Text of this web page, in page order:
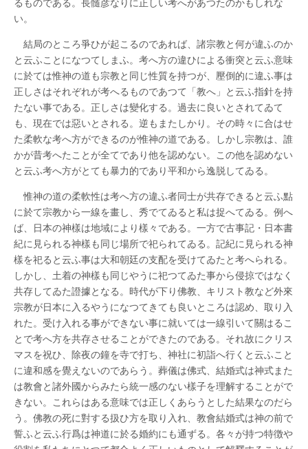
るものである。長髄彦なりに正しい考へがあつたのかもしれな
い。
結局のところ爭ひが起こるのであれば、諸宗教と何が違ふのか
と云ふことになつてしまふ。考へ方の違ひによる衝突と云ふ意味
に於ては惟神の道も宗教と同じ性質を持つが、壓倒的に違ふ事は
正しさはそれぞれが考へるものであつて「教へ」と云ふ指針を持
たない事である。正しさは變化する。過去に良いとされてゐて
も、現在では惡いとされる。逆もまたしかり。その時々に合はせ
た柔軟な考へ方ができるのが惟神の道である。しかし宗教は、誰
かが昔考へたことが全てであり他を認めない。この他を認めない
と云ふ考へ方がとても暴力的であり平和から逸脱してゐる。
惟神の道の柔軟性は考へ方の違ふ者同士が共存できると云ふ點
に於て宗教から一線を畫し、秀でてゐると私は捉へてゐる。例へ
ば、日本の神樣は地域により樣々である。一方で古事記・日本書
紀に見られる神樣も同じ場所で祀られてゐる。記紀に見られる神
樣を祀ると云ふ事は大和朝廷の支配を受けてゐたと考へられる。
しかし、土着の神樣も同じやうに祀つてゐた事から侵掠ではなく
共存してゐた證據となる。時代が下り佛教、キリスト教など外來
宗教が日本に入るやうになつてきても良いところは認め、取り入
れた。受け入れる事ができない事に就いては一線引いて關はるこ
とで考へ方を共存させることができたのである。それ故にクリス
マスを祝ひ、除夜の鐘を寺で打ち、神社に初詣へ行くと云ふこと
に違和感を覺えないのであらう。葬儀は佛式、結婚式は神式また
は教會と諸外國からみたら統一感のない樣子を理解することがで
きない。これらはある意味では正しくあらうとした結果なのだら
う。佛教の死に對する扱ひ方を取り入れ、教會結婚式は神の前で
誓ふと云ふ行爲は神道に於る婚約にも通ずる。各々が持つ特徴や